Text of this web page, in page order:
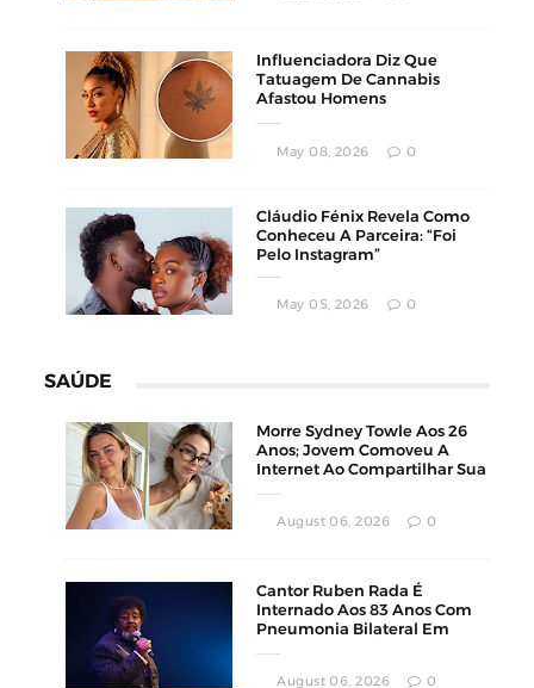
Influenciadora Diz Que
Tatuagem De Cannabis
Afastou Homens
May 08, 2026 0
Cláudio Fénix Revela Como
Conheceu A Parceira: “Foi
Pelo Instagram”
May 05, 2026 0
SAÚDE
Morre Sydney Towle Aos 26
Anos; Jovem Comoveu A
Internet Ao Compartilhar Sua
August 06, 2026 0
Cantor Ruben Rada É
Internado Aos 83 Anos Com
Pneumonia Bilateral Em
August 06, 2026 0